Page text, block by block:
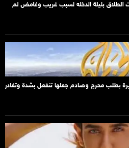
الطلاق بليلة الدخله لسبب غريب وغامض لم
بطلب محرج وصادم جعلها تنفعل بشدة وتغادر